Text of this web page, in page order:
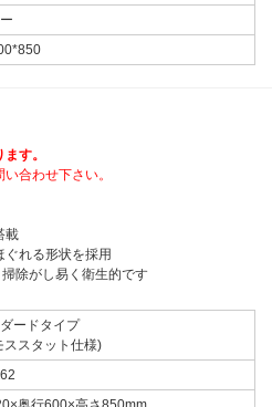
す。
合わせ下さい。
載
ぐれる形状を採用
除がし易く衛生的です
ードタイプ
ススタット仕様)